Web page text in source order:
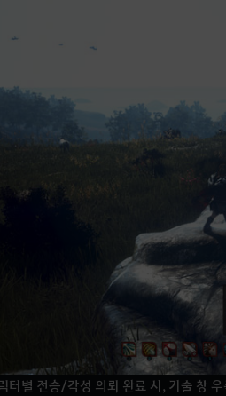
터별 전승/각성 의뢰 완료 시, 기술 창